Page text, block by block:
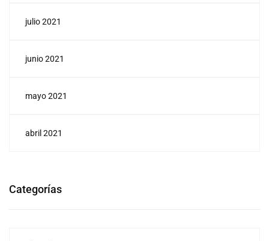
julio 2021
junio 2021
mayo 2021
abril 2021
Categorías